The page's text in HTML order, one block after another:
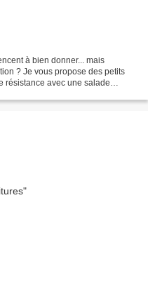
à bien donner... mais
? Je vous propose des petits
résistance avec une salade